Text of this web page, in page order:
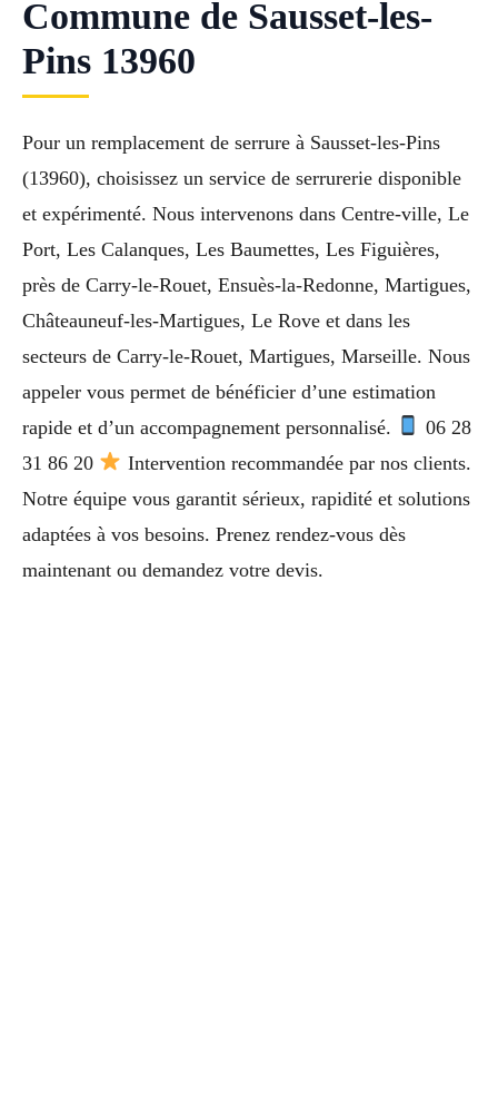
Commune de Sausset-les-
Pins 13960
Pour un remplacement de serrure à Sausset-les-Pins
(13960), choisissez un service de serrurerie disponible
et expérimenté. Nous intervenons dans Centre-ville, Le
Port, Les Calanques, Les Baumettes, Les Figuières,
près de Carry-le-Rouet, Ensuès-la-Redonne, Martigues,
Châteauneuf-les-Martigues, Le Rove et dans les
secteurs de Carry-le-Rouet, Martigues, Marseille. Nous
appeler vous permet de bénéficier d’une estimation
rapide et d’un accompagnement personnalisé.
06 28
31 86 20
Intervention recommandée par nos clients.
Notre équipe vous garantit sérieux, rapidité et solutions
adaptées à vos besoins. Prenez rendez-vous dès
maintenant ou demandez votre devis.